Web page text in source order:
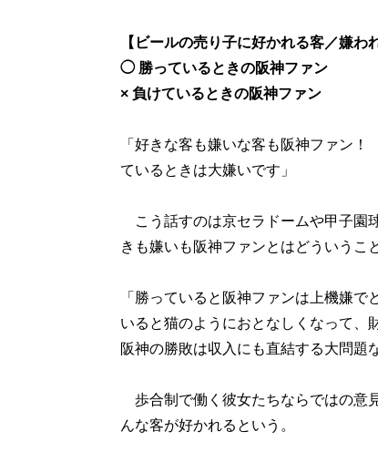
【ビールの売り子に好かれる客／嫌わ
◯ 勝っているときの阪神ファン
× 負けているときの阪神ファン
「好きな客も嫌いな客も阪神ファン
ているときは大嫌いです」
こう話すのは京セラドームや甲子園
きも嫌いも阪神ファンとはどういうこ
「勝っていると阪神ファンは上機嫌
いると猫のようにおとなしくなって、
阪神の勝敗は収入にも直結する大問題
歩合制で働く彼女たちならではの意
んな客が好かれるという。